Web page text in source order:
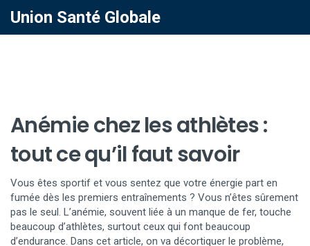
Union Santé Globale
Anémie chez les athlètes :
tout ce qu’il faut savoir
Vous êtes sportif et vous sentez que votre énergie part en
fumée dès les premiers entraînements ? Vous n’êtes sûrement
pas le seul. L’anémie, souvent liée à un manque de fer, touche
beaucoup d’athlètes, surtout ceux qui font beaucoup
d’endurance. Dans cet article, on va décortiquer le problème,